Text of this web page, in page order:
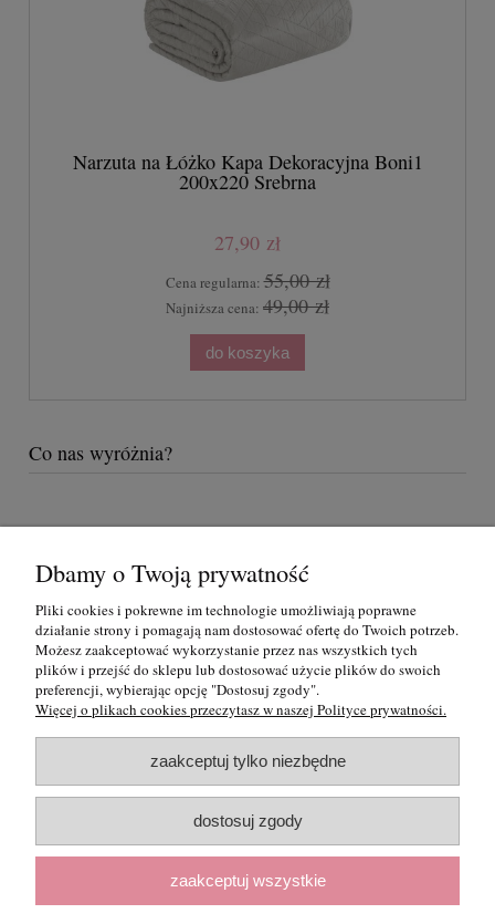
Narzuta na Łóżko Kapa Dekoracyjna Boni1
200x220 Srebrna
27,90 zł
Cena regularna:55,00 zł
Najniższa cena: 49,00 zł
do koszyka
Co nas wyróżnia?
Pomoc
Moje konto
Płatności i dostawa
Informacje
O nas
biuro.karaf@gmail.com• NIP: 6821682280 • REGON:
389415998
Dbamy o Twoją prywatność
Pliki cookies i pokrewne im technologie umożliwiają poprawne
działanie strony i pomagają nam dostosować ofertę do Twoich potrzeb.
Możesz zaakceptować wykorzystanie przez nas wszystkich tych
plików i przejść do sklepu lub dostosować użycie plików do swoich
preferencji, wybierając opcję "Dostosuj zgody".
Więcej o plikach cookies przeczytasz w naszej Polityce prywatności.
zaakceptuj tylko niezbędne
dostosuj zgody
zaakceptuj wszystkie